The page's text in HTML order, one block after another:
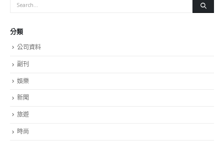
分類
公司資料
副刊
娛樂
新聞
旅遊
時尚